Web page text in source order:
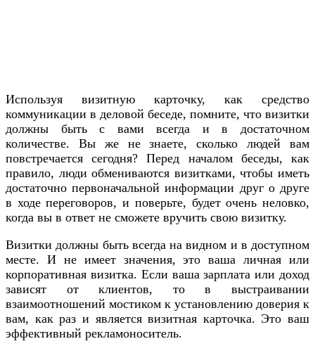
Используя визитную карточку, как средство
коммуникации в деловой беседе, помните, что визитки
должны быть с вами всегда и в достаточном
количестве. Вы же не знаете, сколько людей вам
повстречается сегодня? Перед началом беседы, как
правило, люди обмениваются визитками, чтобы иметь
достаточно первоначальной информации друг о друге
в ходе переговоров, и поверьте, будет очень неловко,
когда вы в ответ не сможете вручить свою визитку.
Визитки должны быть всегда на видном и в доступном
месте. И не имеет значения, это ваша личная или
корпоративная визитка. Если ваша зарплата или доход
зависят от клиентов, то в выстраивании
взаимоотношений мостиком к установлению доверия к
вам, как раз и является визитная карточка. Это ваш
эффективный рекламоноситель.